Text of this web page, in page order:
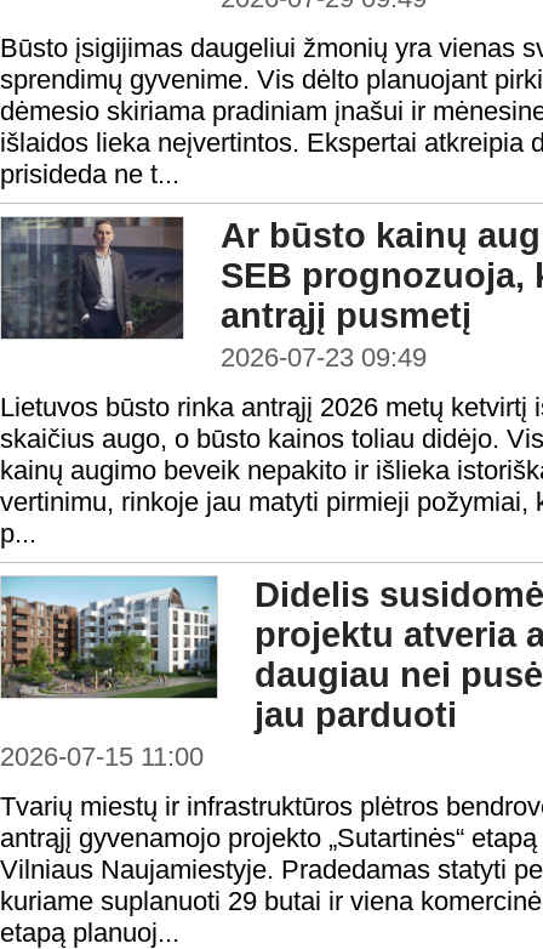
Būsto įsigijimas daugeliui žmonių yra vienas
sprendimų gyvenime. Vis dėlto planuojant
dėmesio skiriama pradiniam įnašui ir
išlaidos lieka neįvertintos. Ekspertai atkreipia
prisideda ne t...
Ar būsto kainų
SEB prognozuoja,
antrąjį pusmetį
2026-07-23 09:49
Lietuvos būsto rinka antrąjį 2026 metų ketvirtį
skaičius augo, o būsto kainos toliau didėjo.
kainų augimo beveik nepakito ir išlieka
vertinimu, rinkoje jau matyti pirmieji požymiai,
p...
Didelis
projektu atveria
daugiau nei
jau parduoti
2026-07-15 11:00
Tvarių miestų ir infrastruktūros plėtros
antrąjį gyvenamojo projekto „Sutartinės“
Vilniaus Naujamiestyje. Pradedamas statyti
kuriame suplanuoti 29 butai ir viena
etapą planuoj...